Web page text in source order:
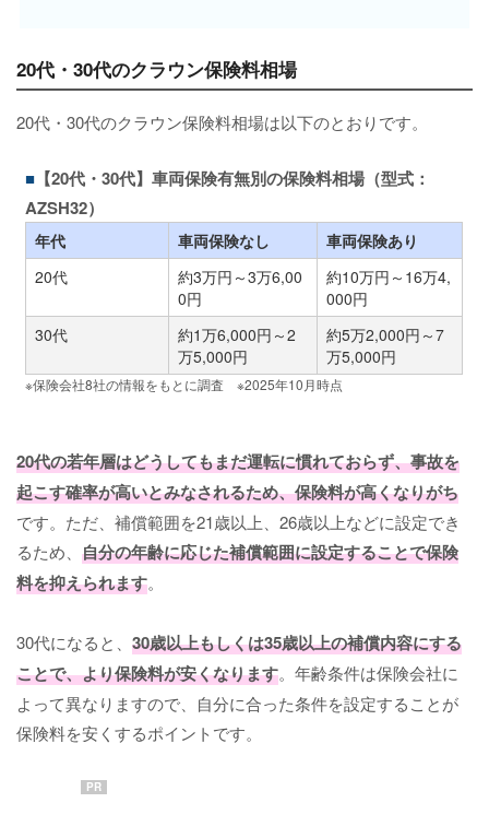
20代・30代のクラウン保険料相場
20代・30代のクラウン保険料相場は以下のとおりです。
【20代・30代】車両保険有無別の保険料相場（型式：
AZSH32）
年代 車両保険なし
車両保険あり
20代
約3万円～3万6,00
0円
約10万円～16万4,
000円
30代
約1万6,000円～2
万5,000円
約5万2,000円～7
万5,000円
※保険会社8社の情報をもとに調査 ※2025年10月時点
20代の若年層はどうしてもまだ運転に慣れておらず、事故を
起こす確率が高いとみなされるため、保険料が高くなりがち
です。ただ、補償範囲を21歳以上、26歳以上などに設定でき
るため、 自分の年齢に応じた補償範囲に設定することで保険
料を抑えられます。
30代になると、 30歳以上もしくは35歳以上の補償内容にする
ことで、より保険料が安くなります。年齢条件は保険会社に
よって異なりますので、自分に合った条件を設定することが
保険料を安くするポイントです。
PR